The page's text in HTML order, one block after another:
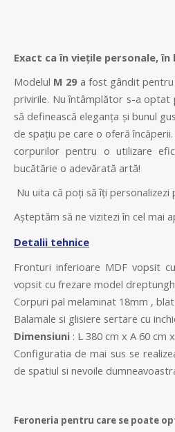
Exact ca în viețile personale,
Modelul M 29a fost gândit pentru
privirile. Nu întâmplător s-a optat
să definească eleganța și bunul
de spațiu pe care o oferă
corpurilor pentru o utilizare
bucătărie o adevărată artă!
Nu uita că poți să îți
Așteptăm să ne vizitezi în cel mai
Detalii tehnice
Fronturi inferioare MDF vopsit
vopsit cu frezare model
Corpuri pal melaminat 18mm ,
Balamale si glisiere sertare cu
Dimensiuni : L 380 cm x A 60 cm
Configuratia de mai sus se
de spatiul si nevoile
Feroneria pentru care se poate